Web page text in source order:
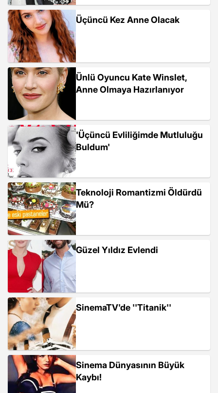
Üçüncü Kez Anne Olacak
Ünlü Oyuncu Kate Winslet,
Anne Olmaya Hazırlanıyor
'Üçüncü Evliliğimde Mutluluğu
Buldum'
Teknoloji Romantizmi Öldürdü
Mü?
Güzel Yıldız Evlendi
SinemaTV'de ''Titanik''
Sinema Dünyasının Büyük
Kaybı!